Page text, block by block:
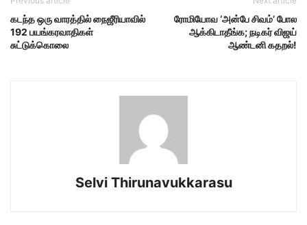
கடந்த ஒரு வாரத்தில் நைஜீரியாவில்
192 பயங்கரவாதிகள்
சுட்டுக்கொலை
ரோமியோவ ‘அன்பே சிவம்’ போல
ஆக்கிடாதீங்க; நடிகர் விஜய்
ஆண்டனி கதறல்!
Selvi Thirunavukkarasu